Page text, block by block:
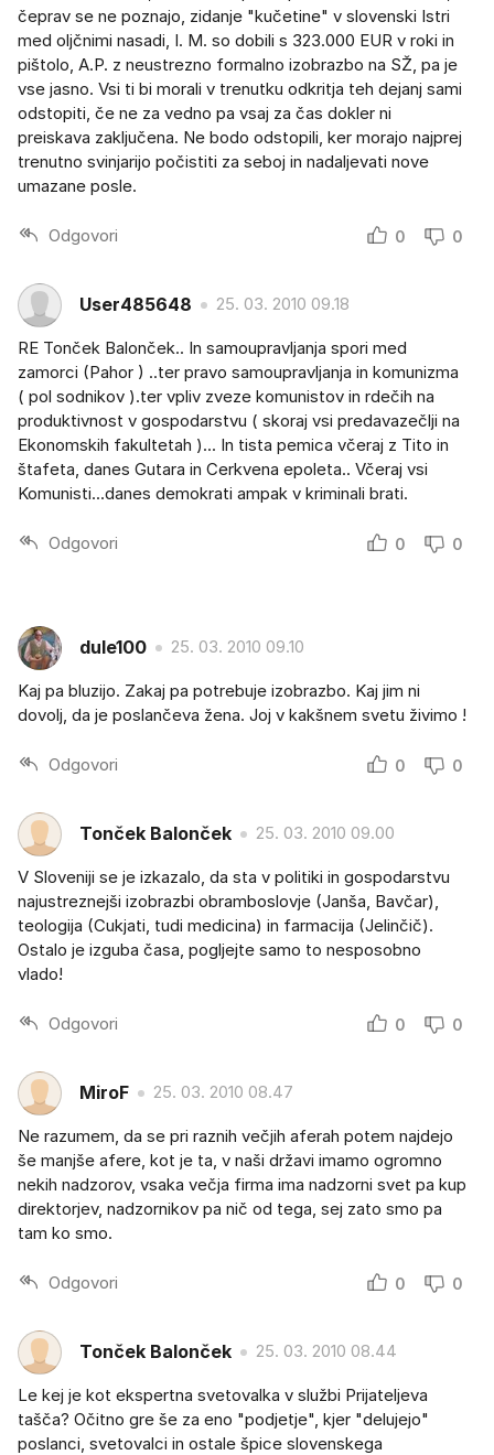
čeprav se ne poznajo, zidanje "kučetine" v slovenski Istri
med oljčnimi nasadi, I. M. so dobili s 323.000 EUR v roki in
pištolo, A.P. z neustrezno formalno izobrazbo na SŽ, pa je
vse jasno. Vsi ti bi morali v trenutku odkritja teh dejanj sami
odstopiti, če ne za vedno pa vsaj za čas dokler ni
preiskava zaključena. Ne bodo odstopili, ker morajo najprej
trenutno svinjarijo počistiti za seboj in nadaljevati nove
umazane posle.
Odgovori 0 0
User485648 25. 03. 2010 09.18
RE Tonček Balonček.. In samoupravljanja spori med
zamorci (Pahor ) ..ter pravo samoupravljanja in komunizma
( pol sodnikov ).ter vpliv zveze komunistov in rdečih na
produktivnost v gospodarstvu ( skoraj vsi predavazečlji na
Ekonomskih fakultetah )... In tista pemica včeraj z Tito in
štafeta, danes Gutara in Cerkvena epoleta.. Včeraj vsi
Komunisti...danes demokrati ampak v kriminali brati.
Odgovori 0 0
dule100 25. 03. 2010 09.10
Kaj pa bluzijo. Zakaj pa potrebuje izobrazbo. Kaj jim ni
dovolj, da je poslančeva žena. Joj v kakšnem svetu živimo !
Odgovori 0 0
Tonček Balonček 25. 03. 2010 09.00
V Sloveniji se je izkazalo, da sta v politiki in gospodarstvu
najustreznejši izobrazbi obramboslovje (Janša, Bavčar),
teologija (Cukjati, tudi medicina) in farmacija (Jelinčič).
Ostalo je izguba časa, pogljejte samo to nesposobno
vlado!
Odgovori 0 0
MiroF 25. 03. 2010 08.47
Ne razumem, da se pri raznih večjih aferah potem najdejo
še manjše afere, kot je ta, v naši državi imamo ogromno
nekih nadzorov, vsaka večja firma ima nadzorni svet pa kup
direktorjev, nadzornikov pa nič od tega, sej zato smo pa
tam ko smo.
Odgovori 0 0
Tonček Balonček 25. 03. 2010 08.44
Le kej je kot ekspertna svetovalka v službi Prijateljeva
tašča? Očitno gre še za eno "podjetje", kjer "delujejo"
poslanci, svetovalci in ostale špice slovenskega